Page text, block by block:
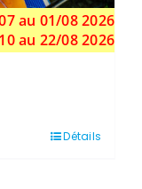
au 01/08 2026
au 22/08 2026
Détails